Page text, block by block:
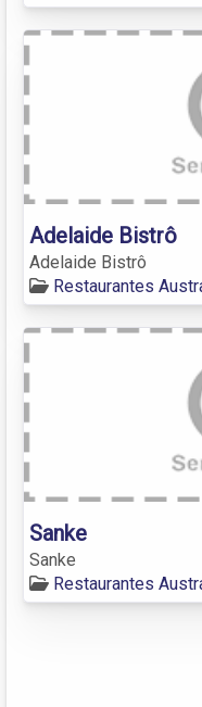
Adelaide Bistrô
Adelaide Bistrô
Restaurantes
Sanke
Sanke
Restaurantes